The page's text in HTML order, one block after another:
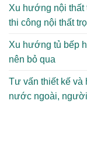
Xu hướng nội thất
thi công nội thất
Xu hướng tủ bếp
nên bỏ qua
Tư vấn thiết kế và
nước ngoài,